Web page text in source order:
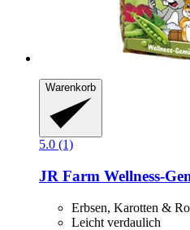
Warenkorb
5.0 (1)
JR Farm Wellness-​
Erbsen, Karotten &
Leicht verdaulich